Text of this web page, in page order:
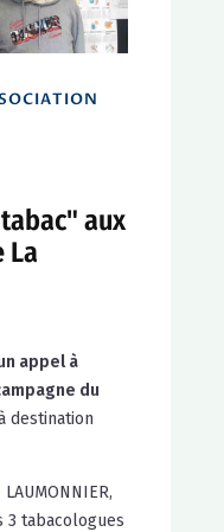
aux
La
appel à
du
destination
3 tabacologues